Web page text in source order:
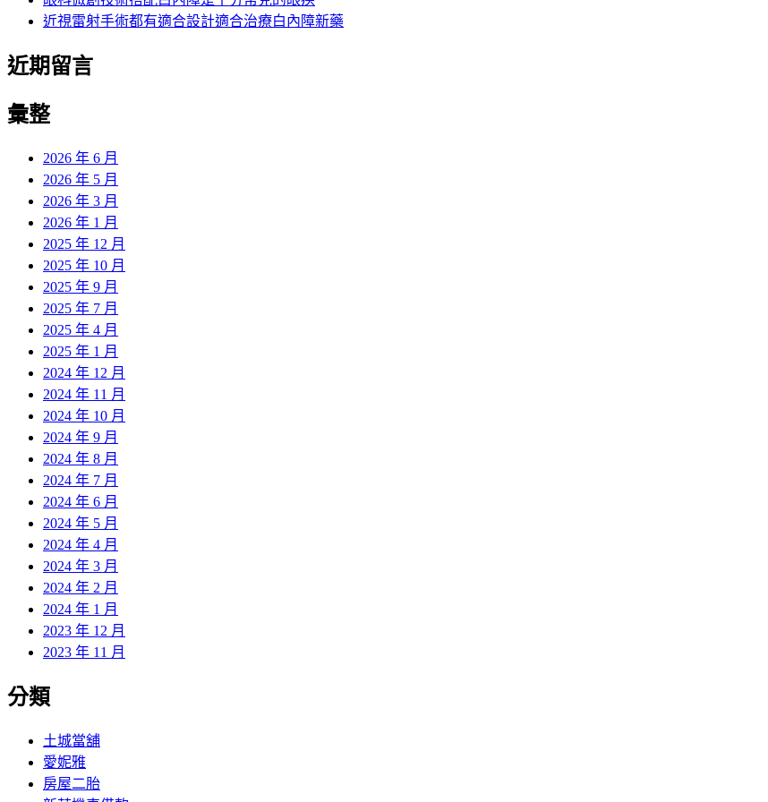
近視雷射手術都有適合設計適合治療白內障新藥
近期留言
彙整
2026 年 6 月
2026 年 5 月
2026 年 3 月
2026 年 1 月
2025 年 12 月
2025 年 10 月
2025 年 9 月
2025 年 7 月
2025 年 4 月
2025 年 1 月
2024 年 12 月
2024 年 11 月
2024 年 10 月
2024 年 9 月
2024 年 8 月
2024 年 7 月
2024 年 6 月
2024 年 5 月
2024 年 4 月
2024 年 3 月
2024 年 2 月
2024 年 1 月
2023 年 12 月
2023 年 11 月
分類
土城當舖
愛妮雅
房屋二胎